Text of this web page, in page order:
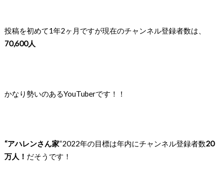
投稿を初めて1年2ヶ月ですが現在のチャンネル登録者数は、
70,600人
かなり勢いのあるYouTuberです！！
“アハレンさん家“2022年の目標は年内にチャンネル登録者数20
万人！ だそうです！